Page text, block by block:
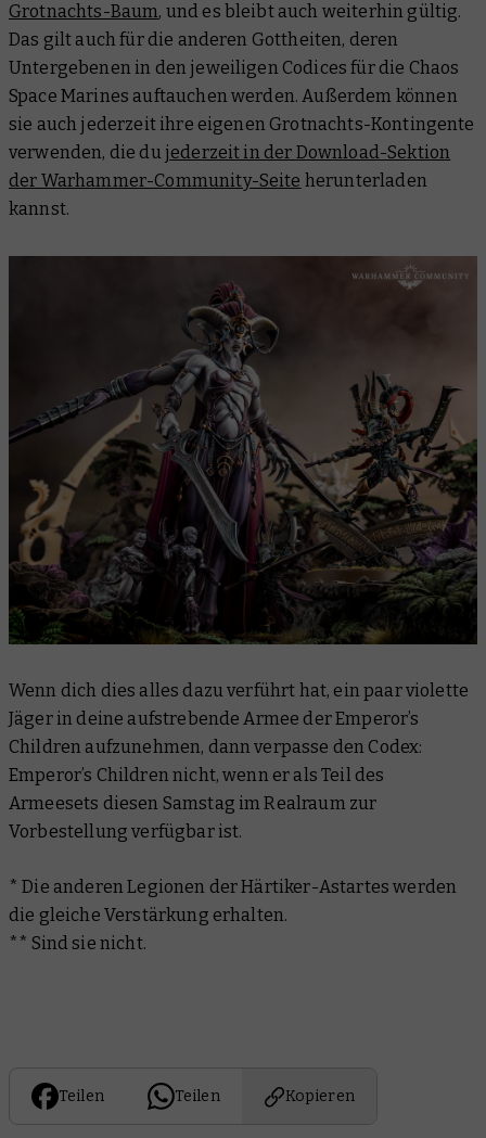
Grotnachts-Baum, und es bleibt auch weiterhin gültig.
Das gilt auch für die anderen Gottheiten, deren
Untergebenen in den jeweiligen Codices für die Chaos
Space Marines auftauchen werden. Außerdem können
sie auch jederzeit ihre eigenen Grotnachts-Kontingente
verwenden, die du jederzeit in der Download-Sektion
der Warhammer-Community-Seite herunterladen
kannst.
Wenn dich dies alles dazu verführt hat, ein paar violette
Jäger in deine aufstrebende Armee der Emperor’s
Children aufzunehmen, dann verpasse den Codex:
Emperor’s Children nicht, wenn er als Teil des
Armeesets diesen Samstag im Realraum zur
Vorbestellung verfügbar ist.
* Die anderen Legionen der Härtiker-Astartes werden
die gleiche Verstärkung erhalten.
** Sind sie nicht.
Teilen Teilen Kopieren